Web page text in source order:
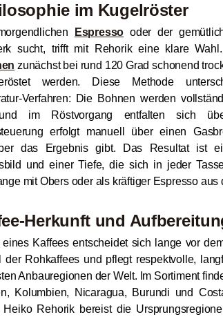
im Kugelröster
Espresso oder der
sucht, trifft mit Rehorik eine klare
zunächst bei rund 120 Grad schonend
werden. Diese Methode
Verfahren: Die Bohnen werden
im Röstvorgang entfalten sich
erfolgt manuell über einen
das Ergebnis gibt. Das Resultat ist
und einer Tiefe, die sich in jeder
mit Obers oder als kräftiger Espresso aus
Herkunft und
eines Kaffees entscheidet sich lange vor
der Rohkaffees und pflegt respektvolle,
Anbauregionen der Welt. Im Sortiment
Kolumbien, Nicaragua, Burundi und
Heiko Rehorik bereist die